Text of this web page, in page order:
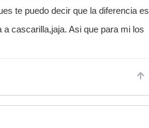
te puedo decir que la diferencia es
cascarilla,jaja. Asi que para mi los